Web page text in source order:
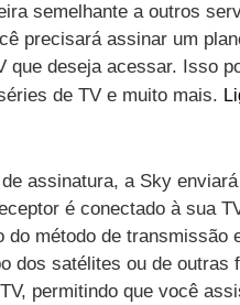
semelhante a outros
precisará assinar um
que deseja acessar. Isso
de TV e muito mais.
assinatura, a Sky
é conectado à sua
do método de transmissão
dos satélites ou de outras
permitindo que você